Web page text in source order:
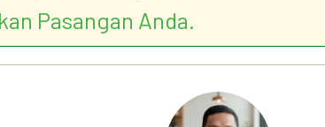
Pasangan Anda.